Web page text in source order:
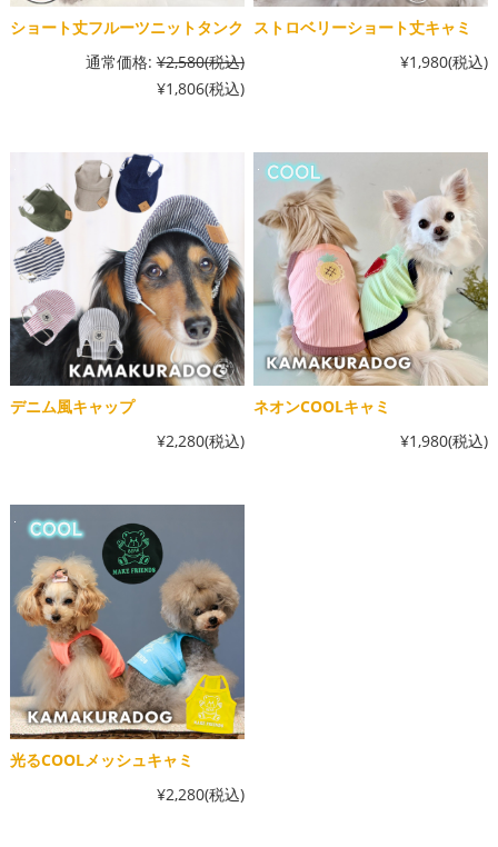
ショート丈フルーツニットタンク
通常価格: ¥2,580(税込)
¥1,806(税込)
ストロベリーショート丈キャミ
¥1,980(税込)
デニム風キャップ
¥2,280(税込)
ネオンCOOLキャミ
¥1,980(税込)
光るCOOLメッシュキャミ
¥2,280(税込)